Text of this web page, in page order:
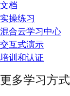
文档
实操练习
混合云学习中心
交互式演示
培训和认证
更多学习方式